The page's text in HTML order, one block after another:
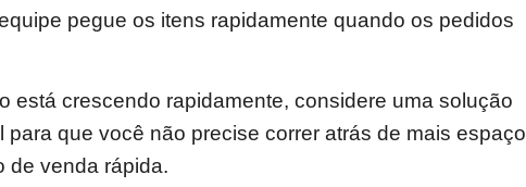
pegue os itens rapidamente quando os pedidos
está crescendo rapidamente, considere uma solução
que você não precise correr atrás de mais espaço
de venda rápida.